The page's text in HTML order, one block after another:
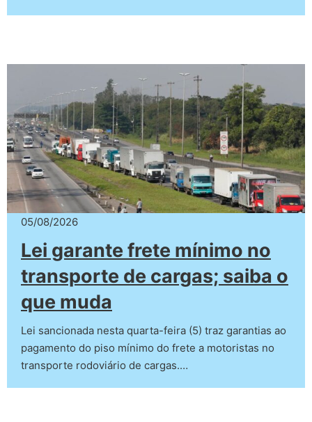
05/08/2026
Lei garante frete mínimo no
transporte de cargas; saiba o
que muda
Lei sancionada nesta quarta-feira (5) traz garantias ao
pagamento do piso mínimo do frete a motoristas no
transporte rodoviário de cargas.…